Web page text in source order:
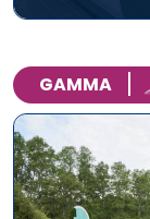
GAMMA